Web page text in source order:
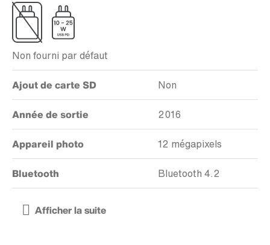
Non fourni par défaut
Ajout de carte SD Non
Année de sortie 2016
Appareil photo 12 mégapixels
Bluetooth Bluetooth 4.2